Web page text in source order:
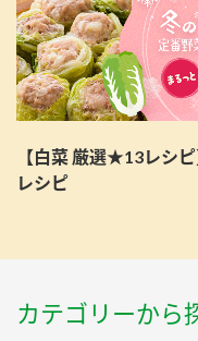
【白菜 厳選★13レシ
レシピ
カテゴリーから